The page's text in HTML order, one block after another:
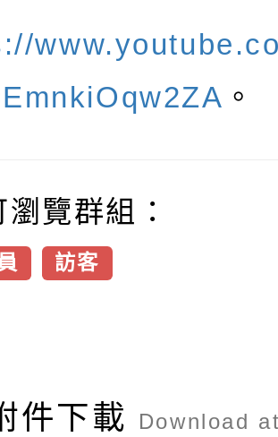
。
覽群組：
訪客
件下載 Download